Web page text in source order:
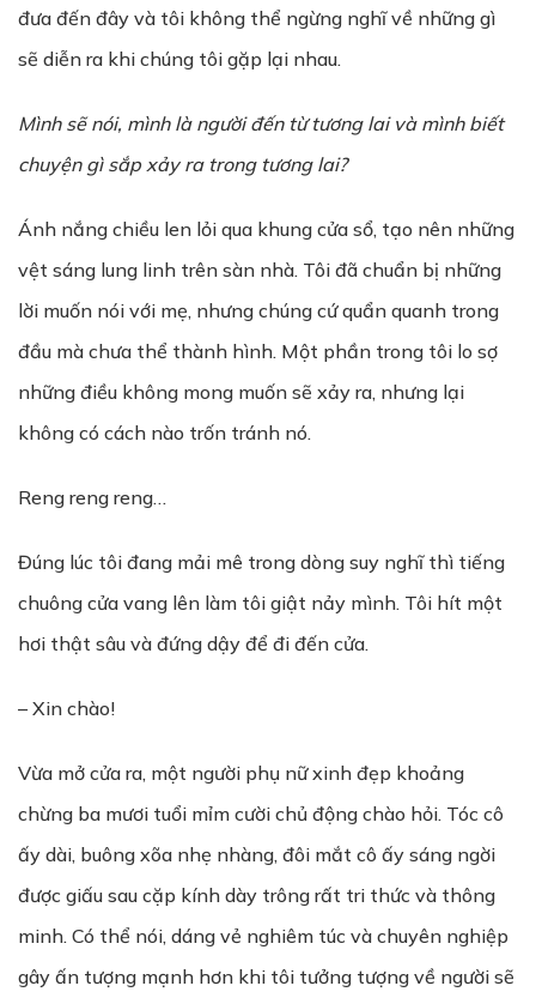
đưa đến đây và tôi không thể ngừng nghĩ về những gì
sẽ diễn ra khi chúng tôi gặp lại nhau.
Mình sẽ nói, mình là người đến từ tương lai và mình biết
chuyện gì sắp xảy ra trong tương lai?
Ánh nắng chiều len lỏi qua khung cửa sổ, tạo nên những
vệt sáng lung linh trên sàn nhà. Tôi đã chuẩn bị những
lời muốn nói với mẹ, nhưng chúng cứ quẩn quanh trong
đầu mà chưa thể thành hình. Một phần trong tôi lo sợ
những điều không mong muốn sẽ xảy ra, nhưng lại
không có cách nào trốn tránh nó.
Reng reng reng…
Đúng lúc tôi đang mải mê trong dòng suy nghĩ thì tiếng
chuông cửa vang lên làm tôi giật nảy mình. Tôi hít một
hơi thật sâu và đứng dậy để đi đến cửa.
– Xin chào!
Vừa mở cửa ra, một người phụ nữ xinh đẹp khoảng
chừng ba mươi tuổi mỉm cười chủ động chào hỏi. Tóc cô
ấy dài, buông xõa nhẹ nhàng, đôi mắt cô ấy sáng ngời
được giấu sau cặp kính dày trông rất tri thức và thông
minh. Có thể nói, dáng vẻ nghiêm túc và chuyên nghiệp
gây ấn tượng mạnh hơn khi tôi tưởng tượng về người sẽ